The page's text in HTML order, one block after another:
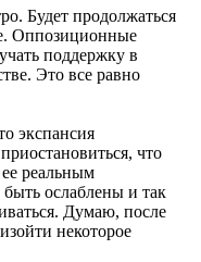
Будет продолжаться
Оппозиционные
поддержку в
Это все равно
экспансия
что
реальным
ослаблены и так
Думаю, после
некоторое